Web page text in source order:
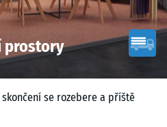
prostory
se rozebere a příště